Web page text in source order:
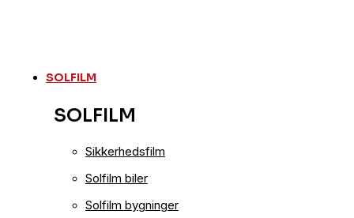
SOLFILM
SOLFILM
Sikkerhedsfilm
Solfilm biler
Solfilm bygninger